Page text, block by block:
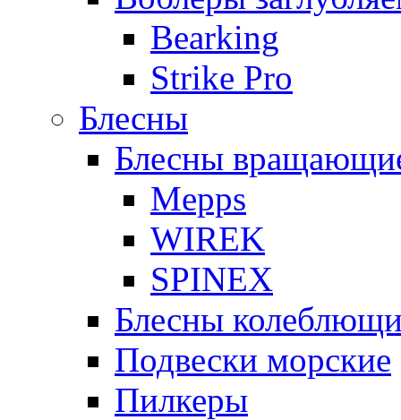
Bearking
Strike Pro
Блесны
Блесны
Mepps
WIREK
SPINEX
Блесны
Подвески морские
Пилкеры